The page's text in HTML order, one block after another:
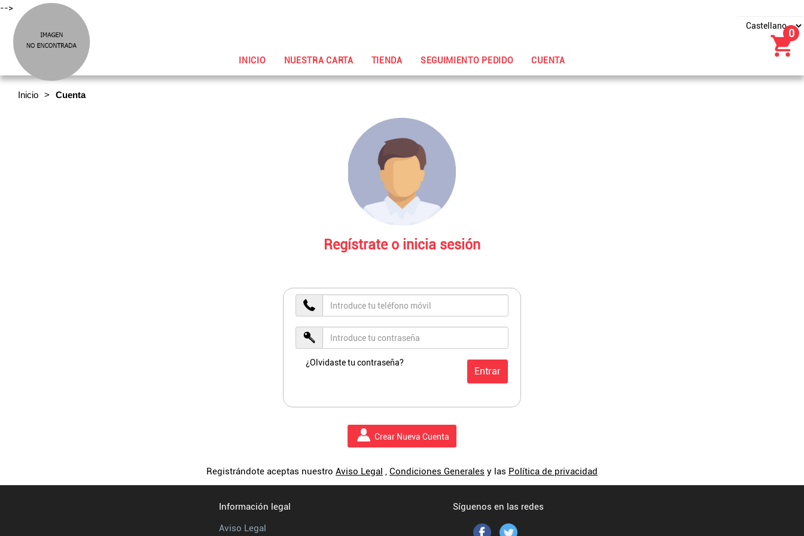
-->
INICIO NUESTRA CARTA TIENDA SEGUIMIENTO PEDIDO CUENTA
0
Inicio Cuenta
Regístrate o inicia sesión
Entrar
¿Olvidaste tu contraseña?
Crear Nueva Cuenta
Registrándote aceptas nuestro Aviso Legal , Condiciones Generales y las Política de privacidad
Información legal
Aviso Legal
Síguenos en las redes